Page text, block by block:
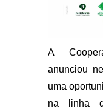
A
anunciou
uma
na linha